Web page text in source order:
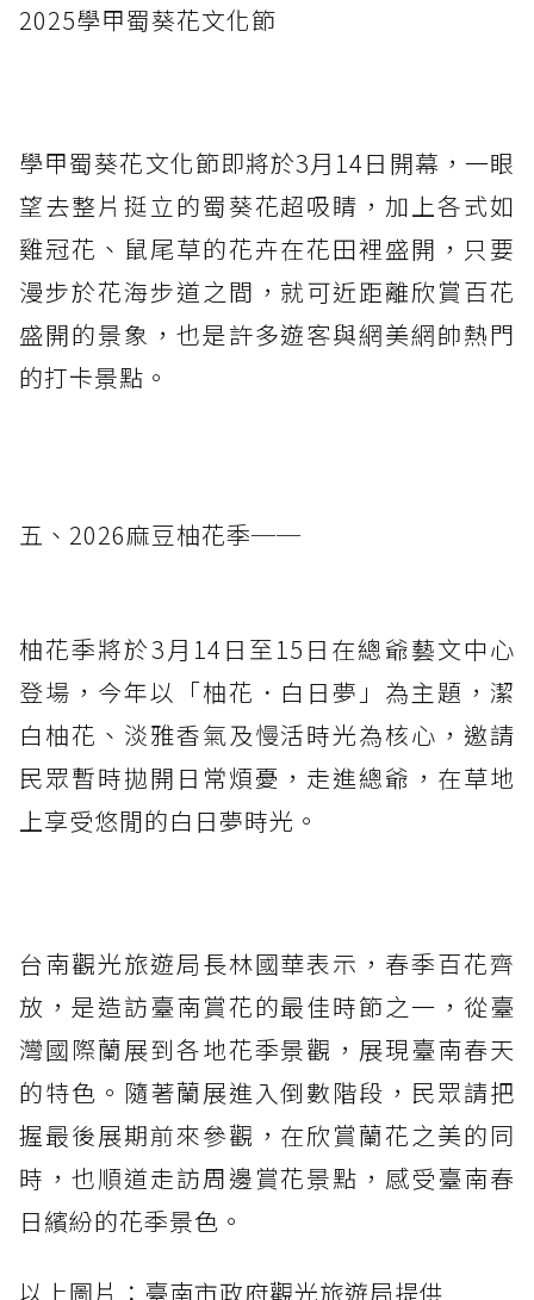
2025學甲蜀葵花文化節
學甲蜀葵花文化節即將於3月14日開幕，一眼
望去整片挺立的蜀葵花超吸睛，加上各式如
雞冠花、鼠尾草的花卉在花田裡盛開，只要
漫步於花海步道之間，就可近距離欣賞百花
盛開的景象，也是許多遊客與網美網帥熱門
的打卡景點。
五、2026麻豆柚花季──
柚花季將於3月14日至15日在總爺藝文中心
登場，今年以「柚花．白日夢」為主題，潔
白柚花、淡雅香氣及慢活時光為核心，邀請
民眾暫時拋開日常煩憂，走進總爺，在草地
上享受悠閒的白日夢時光。
台南觀光旅遊局長林國華表示，春季百花齊
放，是造訪臺南賞花的最佳時節之一，從臺
灣國際蘭展到各地花季景觀，展現臺南春天
的特色。隨著蘭展進入倒數階段，民眾請把
握最後展期前來參觀，在欣賞蘭花之美的同
時，也順道走訪周邊賞花景點，感受臺南春
日繽紛的花季景色。
以上圖片：臺南市政府觀光旅遊局提供